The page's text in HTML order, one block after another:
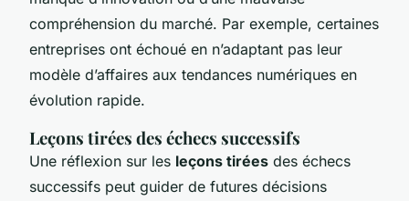
compréhension du marché. Par exemple, certaines
entreprises ont échoué en n’adaptant pas leur
modèle d’affaires aux tendances numériques en
évolution rapide.
Leçons tirées des échecs successifs
Une réflexion sur les leçons tirées des échecs
successifs peut guider de futures décisions